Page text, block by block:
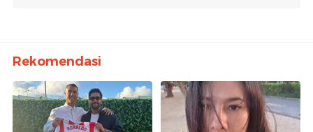
Rekomendasi